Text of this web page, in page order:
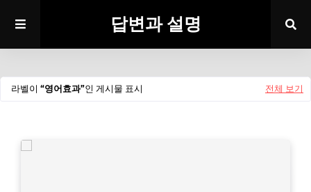
답변과 설명
라벨이 영어효과 인 게시물 표시 전체 보기